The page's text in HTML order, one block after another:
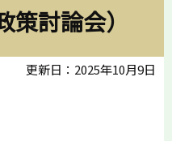
討論会）
更新日：2025年10月9日